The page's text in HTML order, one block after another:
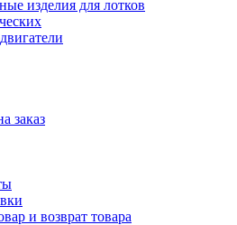
изделия для лотков
заказ
и возврат товара